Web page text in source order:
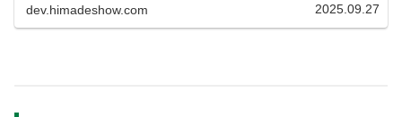
dev.himadeshow.com 2025.09.27